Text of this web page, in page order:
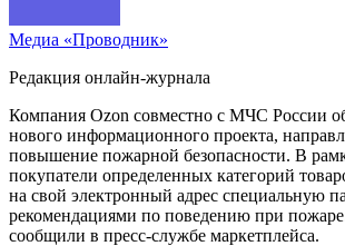
Медиа «Проводник»
Редакция онлайн-журнала
Компания Ozon совместно с МЧС России
нового информационного проекта,
повышение пожарной безопасности. В
покупатели определенных категорий
на свой электронный адрес специальную
рекомендациями по поведению при
сообщили в пресс-службе маркетплейса.